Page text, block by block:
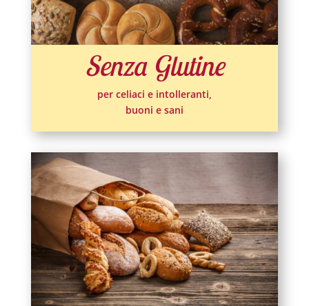
Senza Glutine
per celiaci e intolleranti,
buoni e sani